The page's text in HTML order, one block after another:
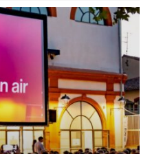
: l’événement incontournable de